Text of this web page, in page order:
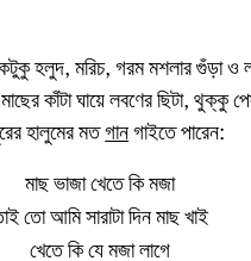
হলুদ, মরিচ, গরম মশলার গুঁড়া
কাঁটা ঘায়ে লবণের ছিটা,
হালুমের মতগানগাইতে পারেন:
মাছ ভাজা খেতে কি মজা
তো আমি সারাটা দিন মাছ খাই
খেতে কি যে মজা লাগে